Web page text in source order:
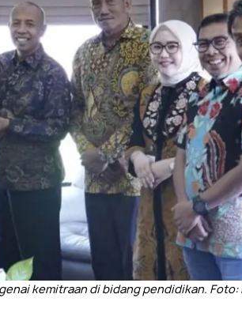
kemitraan di bidang pendidikan. Foto: